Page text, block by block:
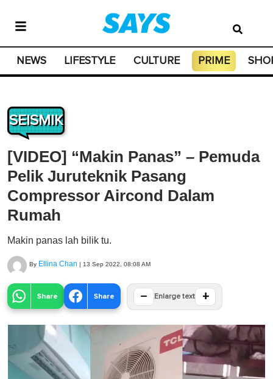
NEWS LIFESTYLE CULTURE PRIME
SEISMIK
[VIDEO] “Makin Panas” – Pemuda
Pelik Juruteknik Pasang
Compressor Aircond Dalam
Rumah
Makin panas lah bilik tu.
By Ellina Chan | 13 Sep 2022, 08:08 AM
Share Share − Enlarge text +